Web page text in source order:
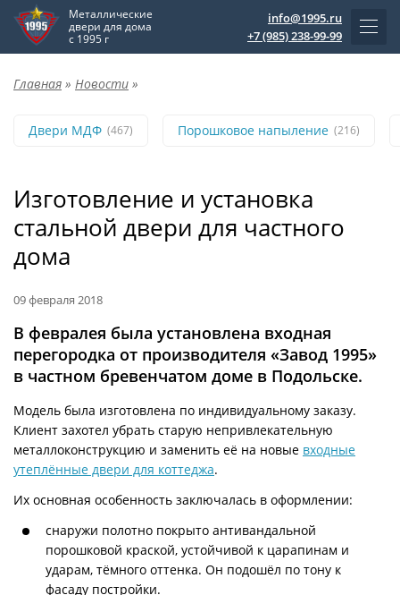
Металлические
двери для дома
с 1995 г
info@1995.ru
+7 (985) 238-99-99
Главная » Новости »
Двери МДФ (467) Порошковое напыление (216)
Изготовление и установка
стальной двери для частного
дома
09 февраля 2018
В февралея была установлена входная
перегородка от производителя «Завод 1995»
в частном бревенчатом доме в Подольске.
Модель была изготовлена по индивидуальному заказу.
Клиент захотел убрать старую непривлекательную
металлоконструкцию и заменить её на новые входные
утеплённые двери для коттеджа.
Их основная особенность заключалась в оформлении:
снаружи полотно покрыто антивандальной
порошковой краской, устойчивой к царапинам и
ударам, тёмного оттенка. Он подошёл по тону к
фасаду постройки.